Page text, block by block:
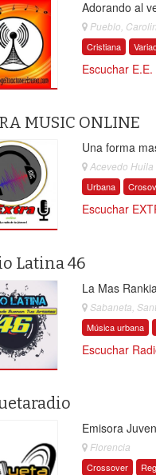
Adorando al
Pueblo,
Cristiana
Escuchar
MUSIC ONLINE
Una forma
Acevedo Huila
Urbana
Escuchar
Latina 46
La Mas
Sabaneta,
Música urbana
Escuchar
Emisora
Florencia
Crossover